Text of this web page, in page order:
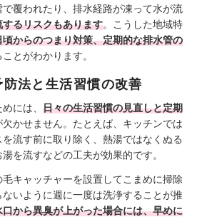
覆われたり、排水経路が凍って水が流
るリスクもあります。こうした地域特
頃からのつまり対策、定期的な排水管の
とがわかります。
法と生活習慣の改善
には、 日々の生活習慣の見直しと定期
欠かせません。たとえば、キッチンでは
流す前に取り除く、熱湯ではなくぬる
を流すなどの工夫が効果的です。
キャッチャーを設置してこまめに掃除
いように週に一度は洗浄することが推
から異臭が上がった場合には、早めに